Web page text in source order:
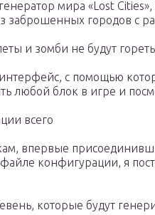
мира «Lost
заброшенных городов с
и зомби не будут
с помощью
любой блок в игре и
всего
впервые
конфигурации, я
которые будут